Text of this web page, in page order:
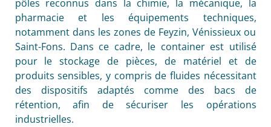
pôles reconnus dans la chimie, la mécanique, la
pharmacie et les équipements techniques,
notamment dans les zones de Feyzin, Vénissieux ou
Saint-Fons. Dans ce cadre, le container est utilisé
pour le stockage de pièces, de matériel et de
produits sensibles, y compris de fluides nécessitant
des dispositifs adaptés comme des bacs de
rétention, afin de sécuriser les opérations
industrielles.